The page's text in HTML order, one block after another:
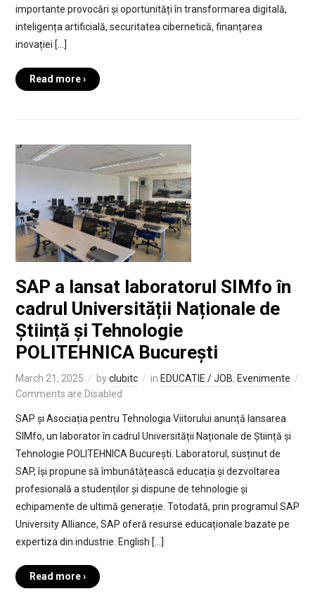
importante provocări și oportunități în transformarea digitală,
inteligența artificială, securitatea cibernetică, finanțarea
inovației […]
Read more ›
SAP a lansat laboratorul SIMfo în
cadrul Universității Naționale de
Știință și Tehnologie
POLITEHNICA București
March 21, 2025 byclubitc in EDUCATIE / JOB, Evenimente
Comments are Disabled
SAP și Asociația pentru Tehnologia Viitorului anunță lansarea
SIMfo, un laborator în cadrul Universității Naționale de Știință și
Tehnologie POLITEHNICA București. Laboratorul, susținut de
SAP, își propune să îmbunătățească educația și dezvoltarea
profesională a studenților și dispune de tehnologie și
echipamente de ultimă generație. Totodată, prin programul SAP
University Alliance, SAP oferă resurse educaționale bazate pe
expertiza din industrie. English […]
Read more ›